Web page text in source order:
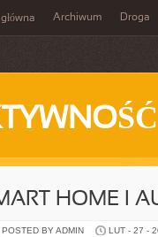
Archiwum Droga
HOME I
POSTED BY ADMIN LUT - 27 -